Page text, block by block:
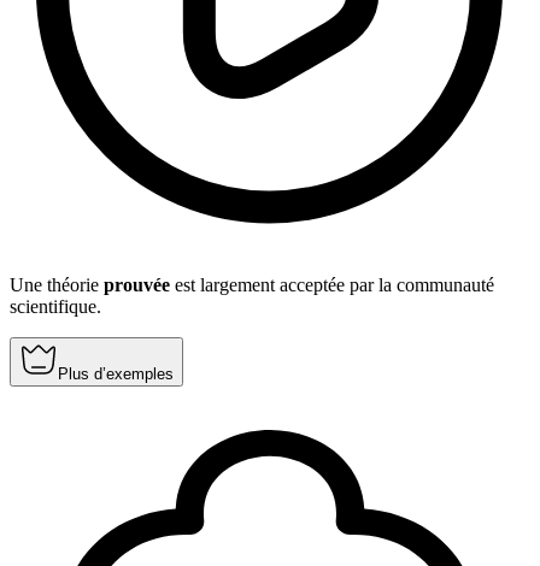
Une théorie prouvée est largement acceptée par la communauté
scientifique.
Plus d’exemples